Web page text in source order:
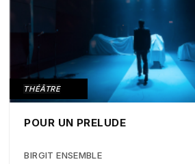
THÉÂTRE
POUR UN PRELUDE
BIRGIT ENSEMBLE